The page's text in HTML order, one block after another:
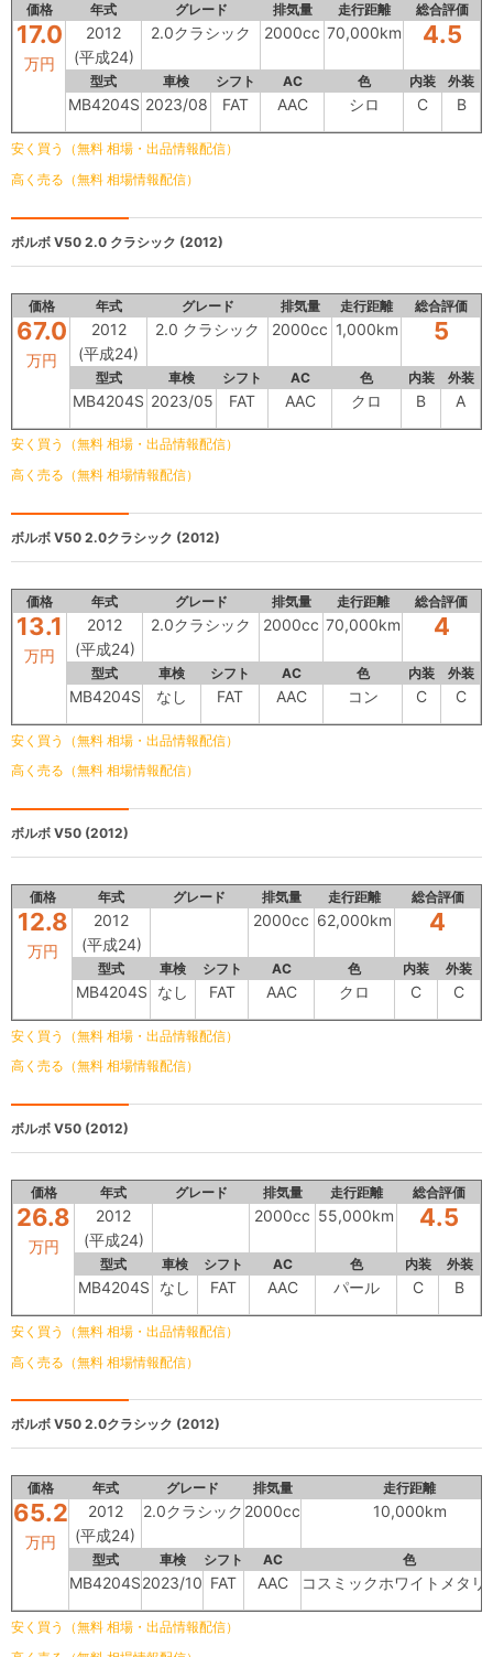
価格 年式 グレード 排気量 走行距離 総合評価
17.0
万円
2012
(平成24)
2.0クラシック 2000cc 70,000km 4.5
型式 車検 シフト AC 色 内装 外装
MB4204S 2023/08 FAT AAC シロ C B
安く買う（無料 相場・出品情報配信）
高く売る（無料 相場情報配信）
ボルボ V50 2.0 クラシック (2012)
価格 年式 グレード 排気量 走行距離 総合評価
67.0
万円
2012
(平成24)
2.0 クラシック 2000cc 1,000km 5
型式 車検 シフト AC 色 内装 外装
MB4204S 2023/05 FAT AAC クロ B A
安く買う（無料 相場・出品情報配信）
高く売る（無料 相場情報配信）
ボルボ V50 2.0クラシック (2012)
価格 年式 グレード 排気量 走行距離 総合評価
13.1
万円
2012
(平成24)
2.0クラシック 2000cc 70,000km 4
型式 車検 シフト AC 色 内装 外装
MB4204S なし FAT AAC コン C C
安く買う（無料 相場・出品情報配信）
高く売る（無料 相場情報配信）
ボルボ V50 (2012)
価格 年式 グレード 排気量 走行距離 総合評価
12.8
万円
2012
(平成24)
2000cc 62,000km 4
型式 車検 シフト AC 色 内装 外装
MB4204S なし FAT AAC クロ C C
安く買う（無料 相場・出品情報配信）
高く売る（無料 相場情報配信）
ボルボ V50 (2012)
価格 年式 グレード 排気量 走行距離 総合評価
26.8
万円
2012
(平成24)
2000cc 55,000km 4.5
型式 車検 シフト AC 色 内装 外装
MB4204S なし FAT AAC パール C B
安く買う（無料 相場・出品情報配信）
高く売る（無料 相場情報配信）
ボルボ V50 2.0クラシック (2012)
価格 年式 グレード 排気量 走行距離
65.2
万円
2012
(平成24)
2.0クラシック 2000cc 10,000km
型式 車検 シフト AC 色
MB4204S2023/10 FAT AAC コスミックホワイトメタリ
安く買う（無料 相場・出品情報配信）